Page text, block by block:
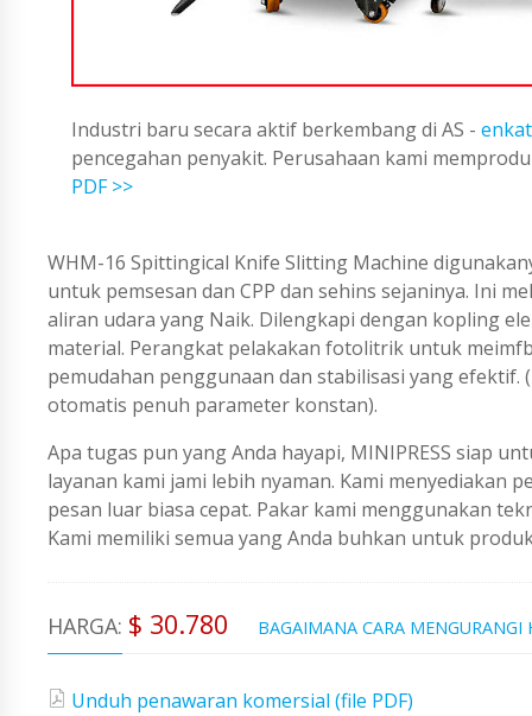
Industri baru secara aktif berkembang di AS -
pencegahan penyakit. Perusahaan kami
PDF >>
WHM-16 Spittingical Knife Slitting Machine
untuk pemsesan dan CPP dan sehins sejaninya. Ini
aliran udara yang Naik. Dilengkapi dengan kopling
material. Perangkat pelakakan fotolitrik untuk
pemudahan penggunaan dan stabilisasi yang
otomatis penuh parameter konstan).
Apa tugas pun yang Anda hayapi, MINIPRESS siap
layanan kami jami lebih nyaman. Kami menyediakan
pesan luar biasa cepat. Pakar kami menggunakan
Kami memiliki semua yang Anda buhkan untuk
HARGA: $ 30.780 BAGAIMANA CARA MENGURANGI
Unduh penawaran komersial (file PDF)